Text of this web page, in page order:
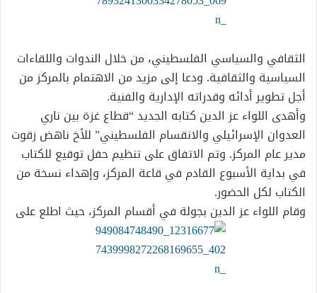
الثقافي والسياسي الفلسطيني، من خلال الندوات واللقاءات
السياسية والثقافية. ودعا إلى مزيد من الاهتمام بالمركز من
أجل تطوير أدائه وقدراته الإدارية والفنية.
وأهدى اللواء عز الدين كتابه الجديد “قطاع غزة بين ناري
العدوان الإسرائيلي والانقسام الفلسطيني” للأخ ناهض زقوت
مدير عام المركز. وتم الاتفاق على تنظيم حفل توقيع للكتاب
في بداية الأسبوع القادم في قاعة المركز، وإهداء نسخة من
الكتاب لكل الحضور.
وقام اللواء عز الدين بجولة في أقسام المركز، حيث اطلع على